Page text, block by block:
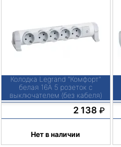
Колодка Legrand "Комфорт"
белая 16А 5 розеток с
выключателем (без кабеля)
2 138 ₽
Нет в наличии